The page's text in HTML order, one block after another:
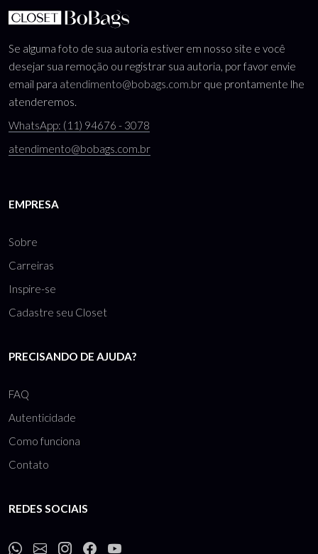
Se alguma foto de sua autoria estiver em nosso site e você
desejar sua remoção ou registrar sua autoria, por favor envie
email para atendimento@bobags.com.br que prontamente lhe
atenderemos.
WhatsApp: (11) 94676 - 3078
atendimento@bobags.com.br
EMPRESA
Sobre
Carreiras
Inspire-se
Cadastre seu Closet
PRECISANDO DE AJUDA?
FAQ
Autenticidade
Como funciona
Contato
REDES SOCIAIS